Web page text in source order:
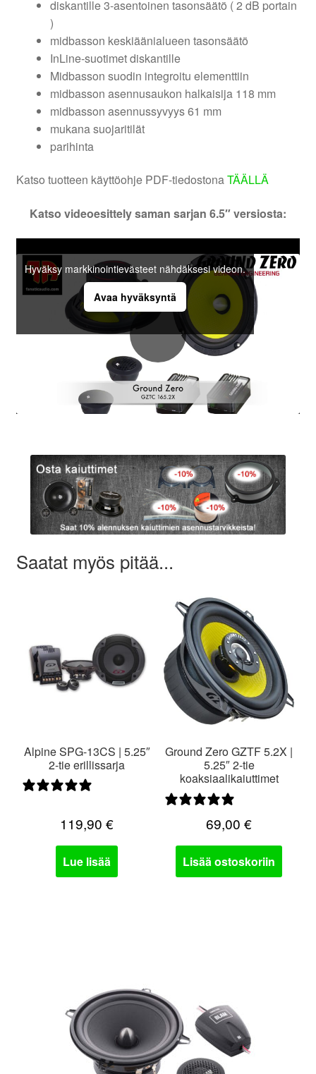
diskantille 3-asentoinen tasonsäätö ( 2 dB portain
)
midbasson keskiäänialueen tasonsäätö
InLine-suotimet diskantille
Midbasson suodin integroitu elementtiin
midbasson asennusaukon halkaisija 118 mm
midbasson asennussyvyys 61 mm
mukana suojaritilät
parihinta
Katso tuotteen käyttöohje PDF-tiedostonaTÄÄLLÄ
Katso videoesittely saman sarjan 6.5″ versiosta:
Hyväksy markkinointievästeet nähdäksesi videon.
Avaa hyväksyntä
Saatat myös pitää...
Alpine SPG-13CS | 5.25″
2-tie erillissarja
119,90€
Lue lisää
Ground Zero GZTF 5.2X |
5.25″ 2-tie
koaksiaalikaiuttimet
69,00€
Lisää ostoskoriin